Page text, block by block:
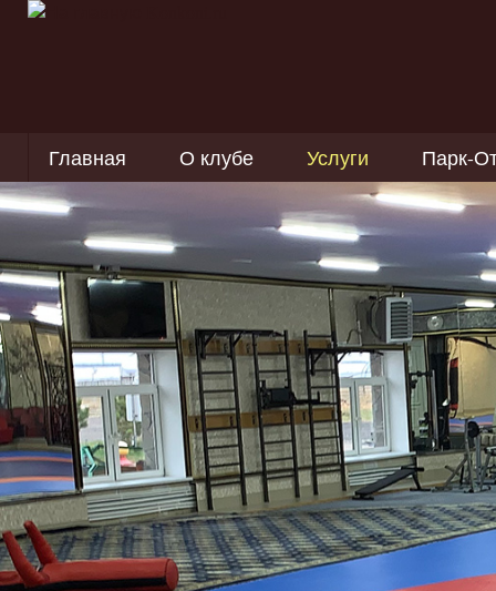
Главная О клубе Услуги Парк-